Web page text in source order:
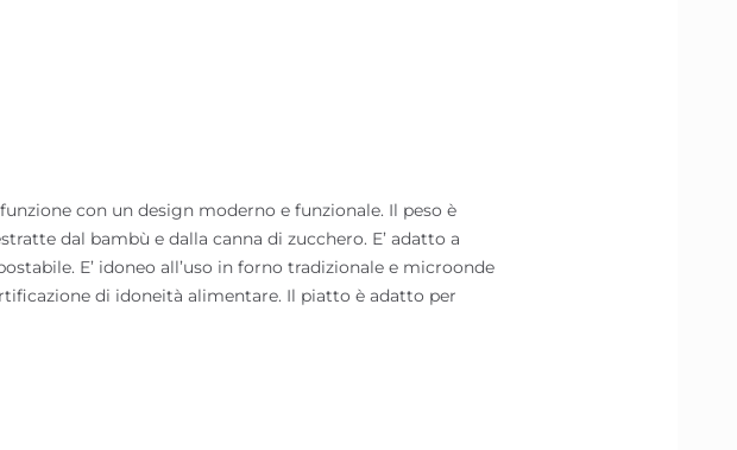
con un design moderno e funzionale. Il peso è
dal bambù e dalla canna di zucchero. E’ adatto a
E’ idoneo all’uso in forno tradizionale e microonde
di idoneità alimentare. Il piatto è adatto per